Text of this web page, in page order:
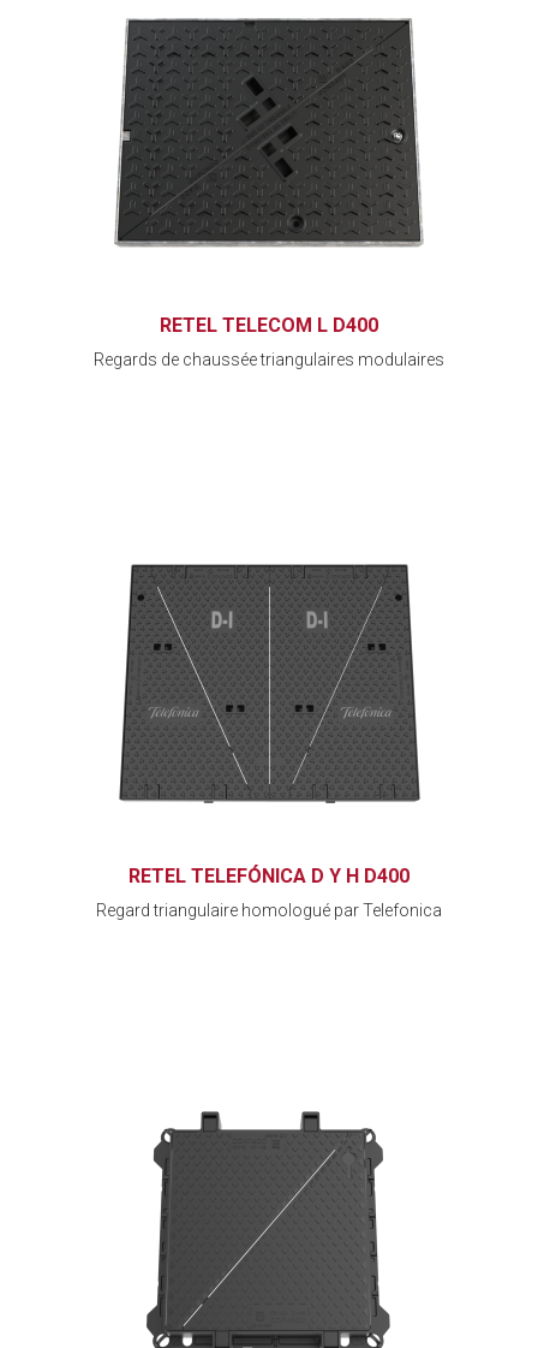
RETEL TELECOM L D400
Regards de chaussée triangulaires modulaires
RETEL TELEFÓNICA D Y H D400
Regard triangulaire homologué par Telefonica